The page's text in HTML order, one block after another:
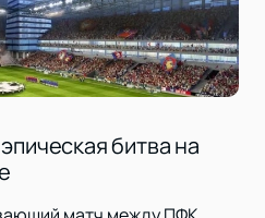
битва на